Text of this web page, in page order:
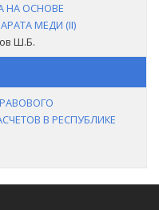
НА ОСНОВЕ
МЕДИ (II)
Ш.Б.
В РЕСПУБЛИКЕ